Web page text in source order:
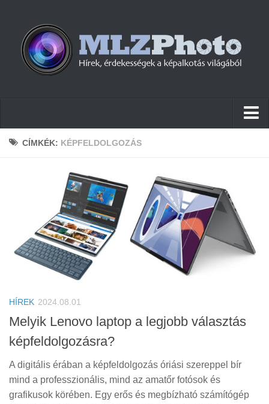
Hírek
Firmware
Tudástár
Tanácsok
Érdekességek
Helyszíni Riport
E-BB
CÍMKÉK: KÉPFELDOLGOZÁS
HÍREK 2024.08.01
Melyik Lenovo laptop a legjobb választás
képfeldolgozásra?
A digitális érában a képfeldolgozás óriási szereppel bír
mind a professzionális, mind az amatőr fotósok és
grafikusok körében. Egy erős és megbízható számítógép